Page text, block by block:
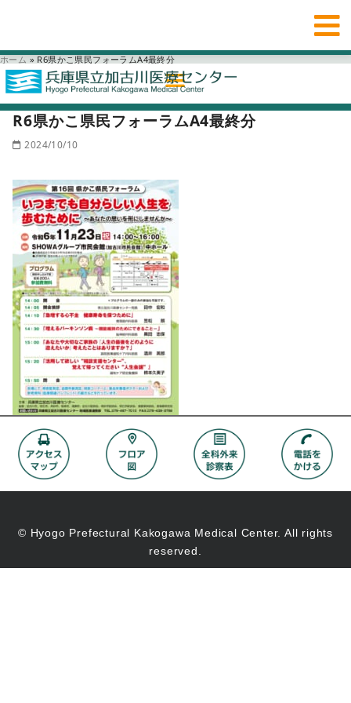
ホーム » R6県かこ県民フォーラムA4最終分
R6県かこ県民フォーラムA4最終分
2024/10/10
© Hyogo Prefectural Kakogawa Medical Center. All rights
reserved.